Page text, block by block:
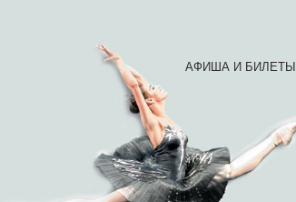
АФИША И БИЛЕТЫ